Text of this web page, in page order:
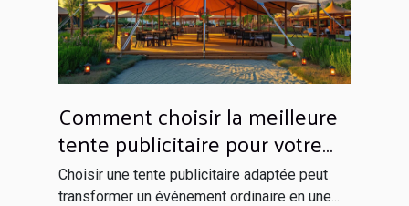
Comment choisir la meilleure
tente publicitaire pour votre
événement ?
Choisir une tente publicitaire adaptée peut
transformer un événement ordinaire en une...